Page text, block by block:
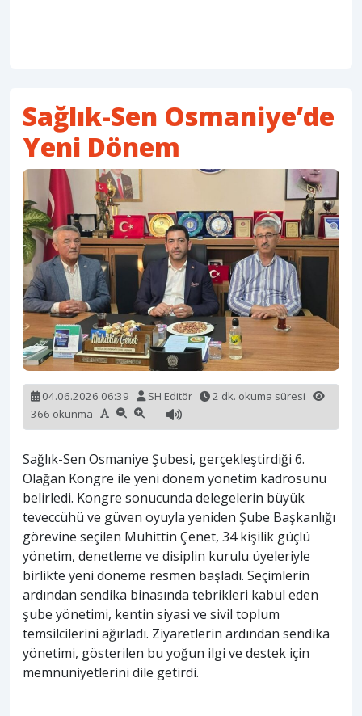
Sağlık-Sen Osmaniye’de
Yeni Dönem
04.06.2026 06:39 SH Editör
2 dk. okuma süresi
366 okunma
Sağlık-Sen Osmaniye Şubesi, gerçekleştirdiği 6.
Olağan Kongre ile yeni dönem yönetim kadrosunu
belirledi. Kongre sonucunda delegelerin büyük
teveccühü ve güven oyuyla yeniden Şube Başkanlığı
görevine seçilen Muhittin Çenet, 34 kişilik güçlü
yönetim, denetleme ve disiplin kurulu üyeleriyle
birlikte yeni döneme resmen başladı. Seçimlerin
ardından sendika binasında tebrikleri kabul eden
şube yönetimi, kentin siyasi ve sivil toplum
temsilcilerini ağırladı. Ziyaretlerin ardından sendika
yönetimi, gösterilen bu yoğun ilgi ve destek için
memnuniyetlerini dile getirdi.